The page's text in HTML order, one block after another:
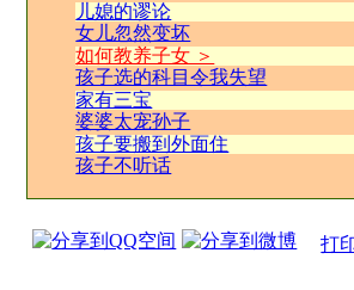
儿媳的谬论
女儿忽然变坏
如何教养子女 ＞
孩子选的科目令我失望
家有三宝
婆婆太宠孙子
孩子要搬到外面住
孩子不听话
打